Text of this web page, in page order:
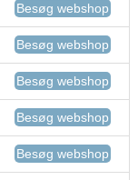
Besøg webshop
Besøg webshop
Besøg webshop
Besøg webshop
Besøg webshop